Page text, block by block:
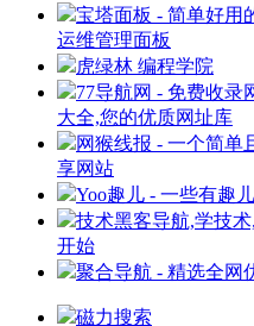
宝塔面板 - 简单好用
运维管理面板
虎绿林 编程学院
77导航网 - 免费收录
大全,您的优质网址库
网猴线报 - 一个简单
享网站
Yoo趣儿 - 一些有趣
技术黑客导航,学技
开始
聚合导航 - 精选全网
磁力搜索